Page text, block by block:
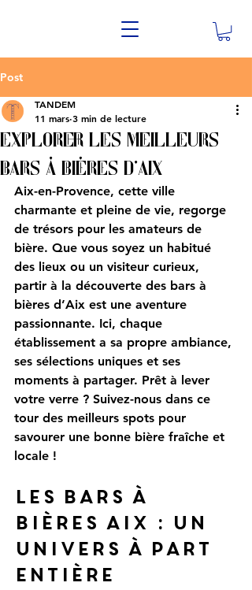
Post
Explorer les meilleurs
bars à bières d’Aix
TANDEM
11 mars 3 min de lecture
Aix-en-Provence, cette ville
charmante et pleine de vie, regorge
de trésors pour les amateurs de
bière. Que vous soyez un habitué
des lieux ou un visiteur curieux,
partir à la découverte des bars à
bières d’Aix est une aventure
passionnante. Ici, chaque
établissement a sa propre ambiance,
ses sélections uniques et ses
moments à partager. Prêt à lever
votre verre ? Suivez-nous dans ce
tour des meilleurs spots pour
savourer une bonne bière fraîche et
locale !
Les bars à
bières Aix : un
univers à part
entière